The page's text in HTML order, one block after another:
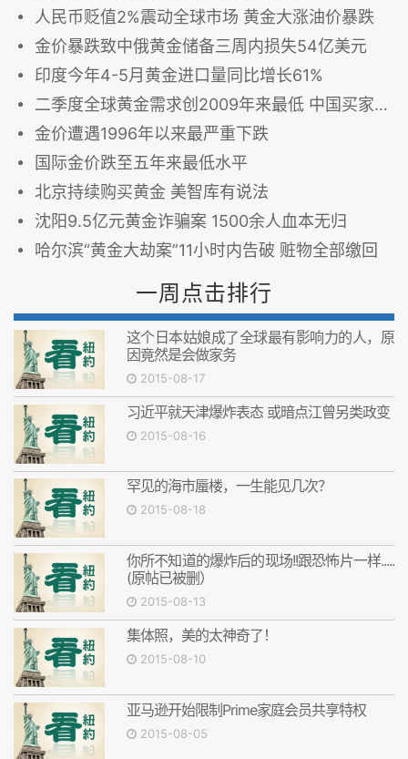
人民币贬值2%震动全球市场 黄金大涨油价暴跌
金价暴跌致中俄黄金储备三周内损失54亿美元
印度今年4-5月黄金进口量同比增长61%
二季度全球黄金需求创2009年来最低 中国买家观望
金价遭遇1996年以来最严重下跌
国际金价跌至五年来最低水平
北京持续购买黄金 美智库有说法
沈阳9.5亿元黄金诈骗案 1500余人血本无归
哈尔滨“黄金大劫案”11小时内告破 赃物全部缴回
一周点击排行
这个日本姑娘成了全球最有影响力的人，原
因竟然是会做家务
2015-08-17
习近平就天津爆炸表态 或暗点江曾另类政变
2015-08-16
罕见的海市蜃楼，一生能见几次？
2015-08-18
你所不知道的爆炸后的现场!!跟恐怖片一样.....
(原帖已被删）
2015-08-13
集体照，美的太神奇了！
2015-08-10
亚马逊开始限制Prime家庭会员共享特权
2015-08-05